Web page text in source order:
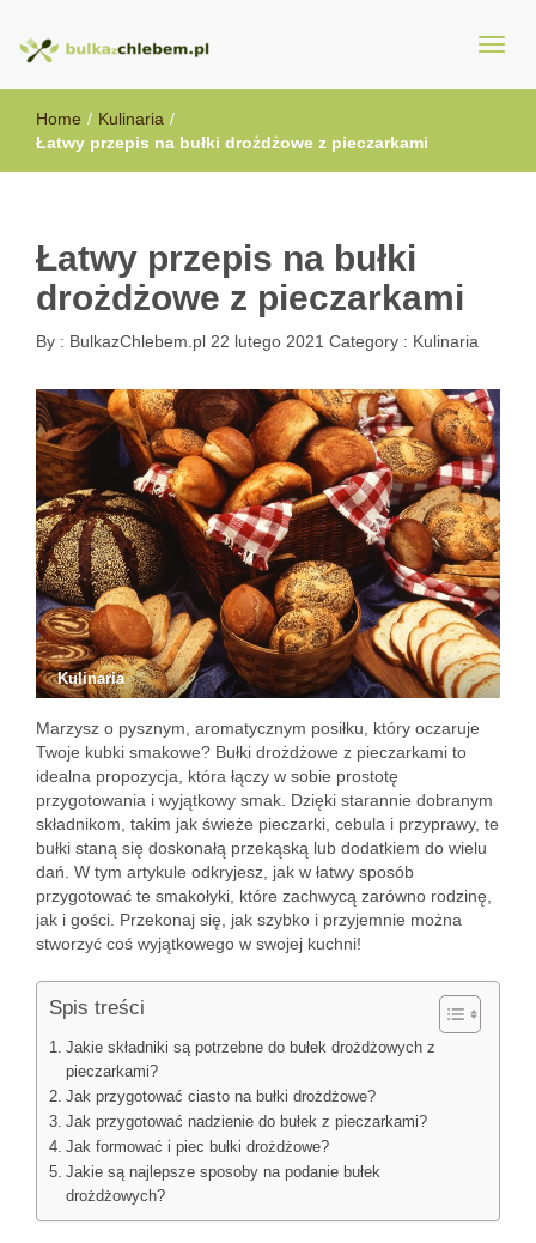
BulkazChlebem.pl
Home / Kulinaria /
Łatwy przepis na bułki drożdżowe z pieczarkami
Łatwy przepis na bułki
drożdżowe z pieczarkami
By : BulkazChlebem.pl 22 lutego 2021 Category : Kulinaria
Kulinaria
Marzysz o pysznym, aromatycznym posiłku, który oczaruje
Twoje kubki smakowe? Bułki drożdżowe z pieczarkami to
idealna propozycja, która łączy w sobie prostotę
przygotowania i wyjątkowy smak. Dzięki starannie dobranym
składnikom, takim jak świeże pieczarki, cebula i przyprawy, te
bułki staną się doskonałą przekąską lub dodatkiem do wielu
dań. W tym artykule odkryjesz, jak w łatwy sposób
przygotować te smakołyki, które zachwycą zarówno rodzinę,
jak i gości. Przekonaj się, jak szybko i przyjemnie można
stworzyć coś wyjątkowego w swojej kuchni!
Spis treści
Jakie składniki są potrzebne do bułek drożdżowych z
pieczarkami?
Jak przygotować ciasto na bułki drożdżowe?
Jak przygotować nadzienie do bułek z pieczarkami?
Jak formować i piec bułki drożdżowe?
Jakie są najlepsze sposoby na podanie bułek
drożdżowych?